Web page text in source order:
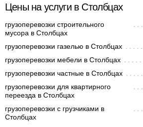
Цены на услуги в Столбцах
грузоперевозки строительного
мусора в Столбцах
грузоперевозки газелью в Столбцах
грузоперевозки мебели в Столбцах
грузоперевозки частные в Столбцах
грузоперевозки для квартирного
переезда в Столбцах
грузоперевозки с грузчиками в
Столбцах